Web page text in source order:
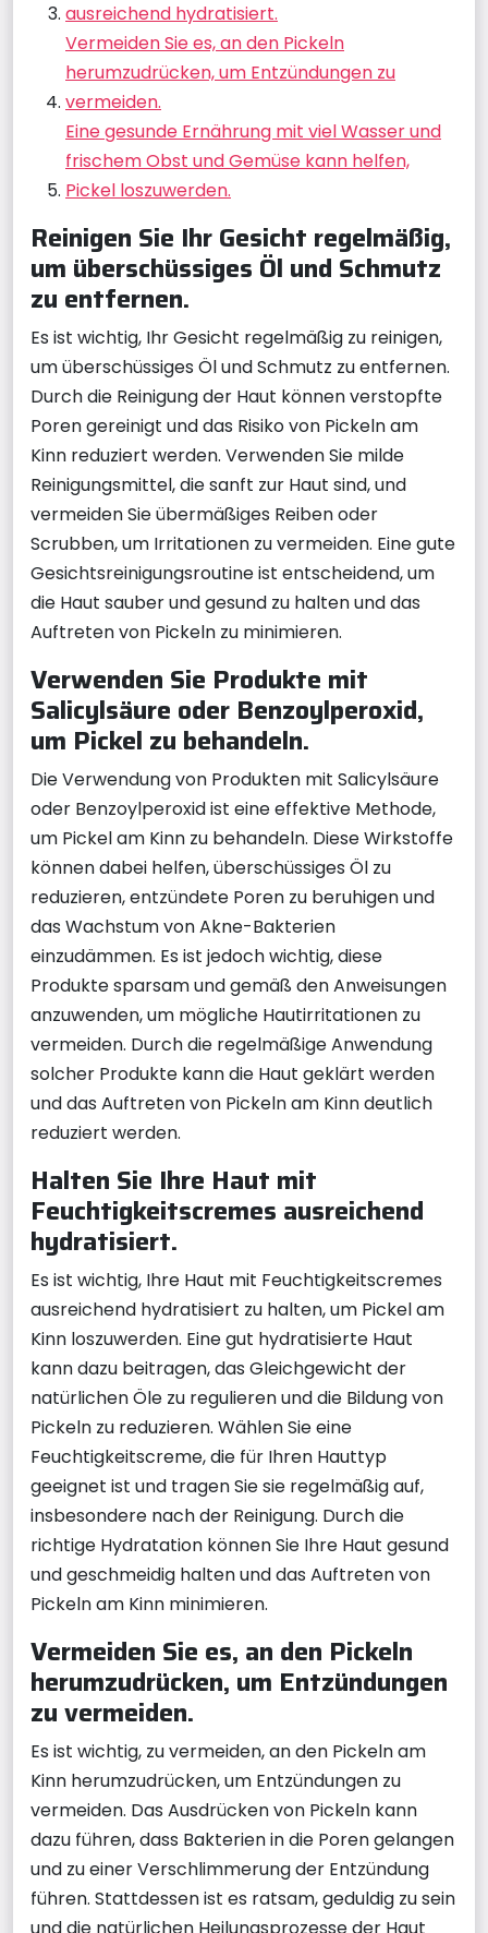
ausreichend hydratisiert.
Vermeiden Sie es, an den Pickeln
herumzudrücken, um Entzündungen zu
vermeiden.
Eine gesunde Ernährung mit viel Wasser und
frischem Obst und Gemüse kann helfen,
Pickel loszuwerden.
Reinigen Sie Ihr Gesicht regelmäßig,
um überschüssiges Öl und Schmutz
zu entfernen.
Es ist wichtig, Ihr Gesicht regelmäßig zu reinigen,
um überschüssiges Öl und Schmutz zu entfernen.
Durch die Reinigung der Haut können verstopfte
Poren gereinigt und das Risiko von Pickeln am
Kinn reduziert werden. Verwenden Sie milde
Reinigungsmittel, die sanft zur Haut sind, und
vermeiden Sie übermäßiges Reiben oder
Scrubben, um Irritationen zu vermeiden. Eine gute
Gesichtsreinigungsroutine ist entscheidend, um
die Haut sauber und gesund zu halten und das
Auftreten von Pickeln zu minimieren.
Verwenden Sie Produkte mit
Salicylsäure oder Benzoylperoxid,
um Pickel zu behandeln.
Die Verwendung von Produkten mit Salicylsäure
oder Benzoylperoxid ist eine effektive Methode,
um Pickel am Kinn zu behandeln. Diese Wirkstoffe
können dabei helfen, überschüssiges Öl zu
reduzieren, entzündete Poren zu beruhigen und
das Wachstum von Akne-Bakterien
einzudämmen. Es ist jedoch wichtig, diese
Produkte sparsam und gemäß den Anweisungen
anzuwenden, um mögliche Hautirritationen zu
vermeiden. Durch die regelmäßige Anwendung
solcher Produkte kann die Haut geklärt werden
und das Auftreten von Pickeln am Kinn deutlich
reduziert werden.
Halten Sie Ihre Haut mit
Feuchtigkeitscremes ausreichend
hydratisiert.
Es ist wichtig, Ihre Haut mit Feuchtigkeitscremes
ausreichend hydratisiert zu halten, um Pickel am
Kinn loszuwerden. Eine gut hydratisierte Haut
kann dazu beitragen, das Gleichgewicht der
natürlichen Öle zu regulieren und die Bildung von
Pickeln zu reduzieren. Wählen Sie eine
Feuchtigkeitscreme, die für Ihren Hauttyp
geeignet ist und tragen Sie sie regelmäßig auf,
insbesondere nach der Reinigung. Durch die
richtige Hydratation können Sie Ihre Haut gesund
und geschmeidig halten und das Auftreten von
Pickeln am Kinn minimieren.
Vermeiden Sie es, an den Pickeln
herumzudrücken, um Entzündungen
zu vermeiden.
Es ist wichtig, zu vermeiden, an den Pickeln am
Kinn herumzudrücken, um Entzündungen zu
vermeiden. Das Ausdrücken von Pickeln kann
dazu führen, dass Bakterien in die Poren gelangen
und zu einer Verschlimmerung der Entzündung
führen. Stattdessen ist es ratsam, geduldig zu sein